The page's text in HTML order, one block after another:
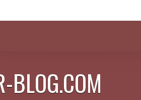
BLOG.COM